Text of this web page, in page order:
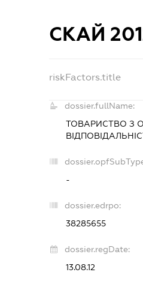
СКАЙ
riskFactors.title
dossier.fullName:
ТОВАРИСТВО З
-
dossier.edrpo:
38285655
dossier.regDate:
13.08.12